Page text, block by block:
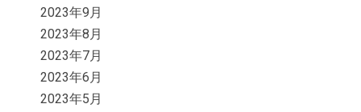
2023年9月
2023年8月
2023年7月
2023年6月
2023年5月